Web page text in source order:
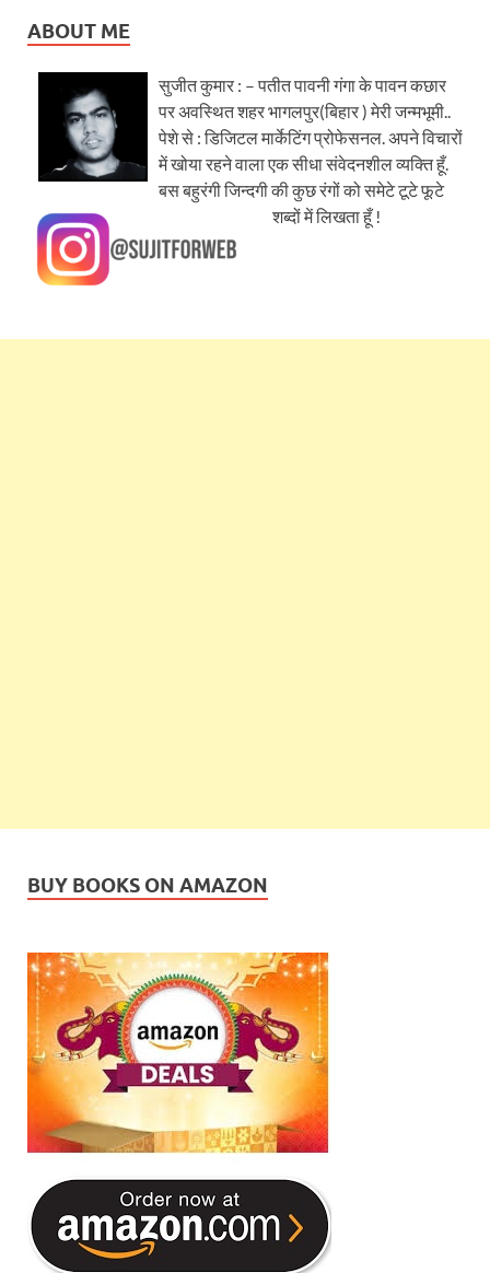
ABOUT ME
सुजीत कुमार : – पतीत पावनी गंगा के पावन कछार
पर अवस्थित शहर भागलपुर(बिहार ) मेरी जन्मभूमी..
पेशे से : डिजिटल मार्केटिंग प्रोफेसनल. अपने विचारों
में खोया रहने वाला एक सीधा संवेदनशील व्यक्ति हूँ.
बस बहुरंगी जिन्दगी की कुछ रंगों को समेटे टूटे फूटे
शब्दों में लिखता हूँ !
BUY BOOKS ON AMAZON